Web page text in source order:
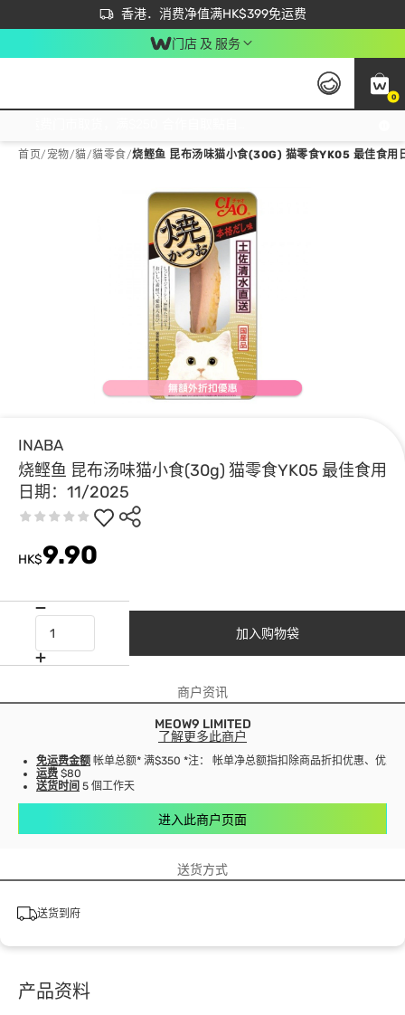
香港．消费净值满HK$399免运费
立即成为易赏钱会员尽享独家优惠
首次APP下单买满$450 输入 NEWAPP 即减$50
门店 及 服务
0
首页/ 宠物/貓/貓零食/烧鲣鱼 昆布汤味猫小食(30G) 猫零食YK05 最佳食
INABA
烧鲣鱼 昆布汤味猫小食(30g) 猫零食YK05 最佳食用
日期：11/2025
HK$9.90
加入购物袋
商户资讯
MEOW9 LIMITED
了解更多此商户
免运费金额 帐单总额* 满$350 *注： 帐单净总额指扣除商品折扣优惠、优惠
运费 $80
送货时间 5 個工作天
进入此商户页面
送货方式
送货到府
产品资料